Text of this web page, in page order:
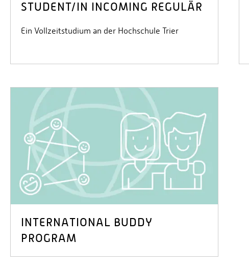
STUDENT/IN INCOMING REGULÄR
Ein Vollzeitstudium an der Hochschule Trier
INTERNATIONAL BUDDY
PROGRAM